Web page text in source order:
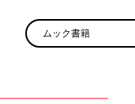
ムック書籍